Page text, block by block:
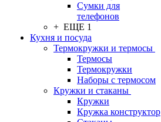
Сумки для
телефонов
+ ЕЩЕ 1
Кухня и посуда
Термокружки и термосы
Термосы
Термокружки
Наборы с термосом
Кружки и стаканы
Кружки
Кружка конструктор